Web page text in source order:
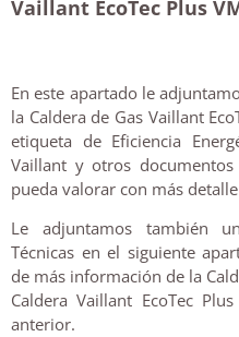
Vaillant EcoTec Plus
En este apartado le
la Caldera de Gas Vaillant
etiqueta de Eficiencia
Vaillant y otros
pueda valorar con más
Le adjuntamos también
Técnicas en el siguiente
de más información de la
Caldera Vaillant EcoTec
anterior.